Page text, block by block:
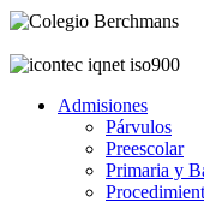
Admisiones
Párvulos
Preescolar
Primaria y